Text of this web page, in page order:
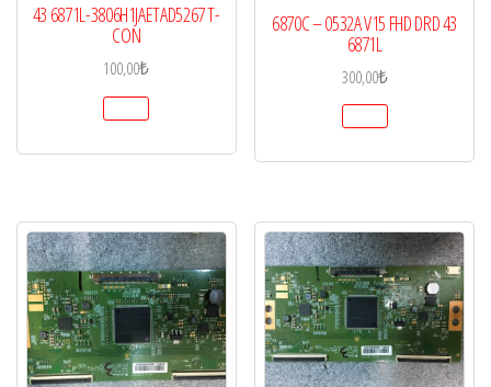
43 6871L-3806H1JAETAD5267 T-
CON
100,00₺
6870C – 0532A V15 FHD DRD 43
6871L
300,00₺